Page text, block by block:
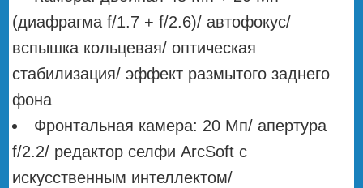
(диафрагма f/1.7 + f/2.6)/ автофокус/
вспышка кольцевая/ оптическая
стабилизация/ эффект размытого заднего
фона
Фронтальная камера: 20 Мп/ апертура
f/2.2/ редактор селфи ArcSoft с
искусственным интеллектом/